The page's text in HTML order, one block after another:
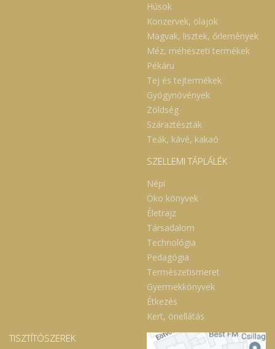
Húsok
Konzervek, olajok
Magvak, lisztek, őrlemények
Méz, méhészeti termékek
Pékáru
Tej és tejtermékek
Gyógynövények
Zöldség
Száraztészták
Teák, kávé, kakaó
SZELLEMI TÁPLÁLÉK
Népi
Öko könyvek
Életrajz
Társadalom
Technológia
Pedagógia
Természetismeret
Gyermekkönyvek
Étkezés
Kert, önellátás
TISZTÍTÓSZEREK